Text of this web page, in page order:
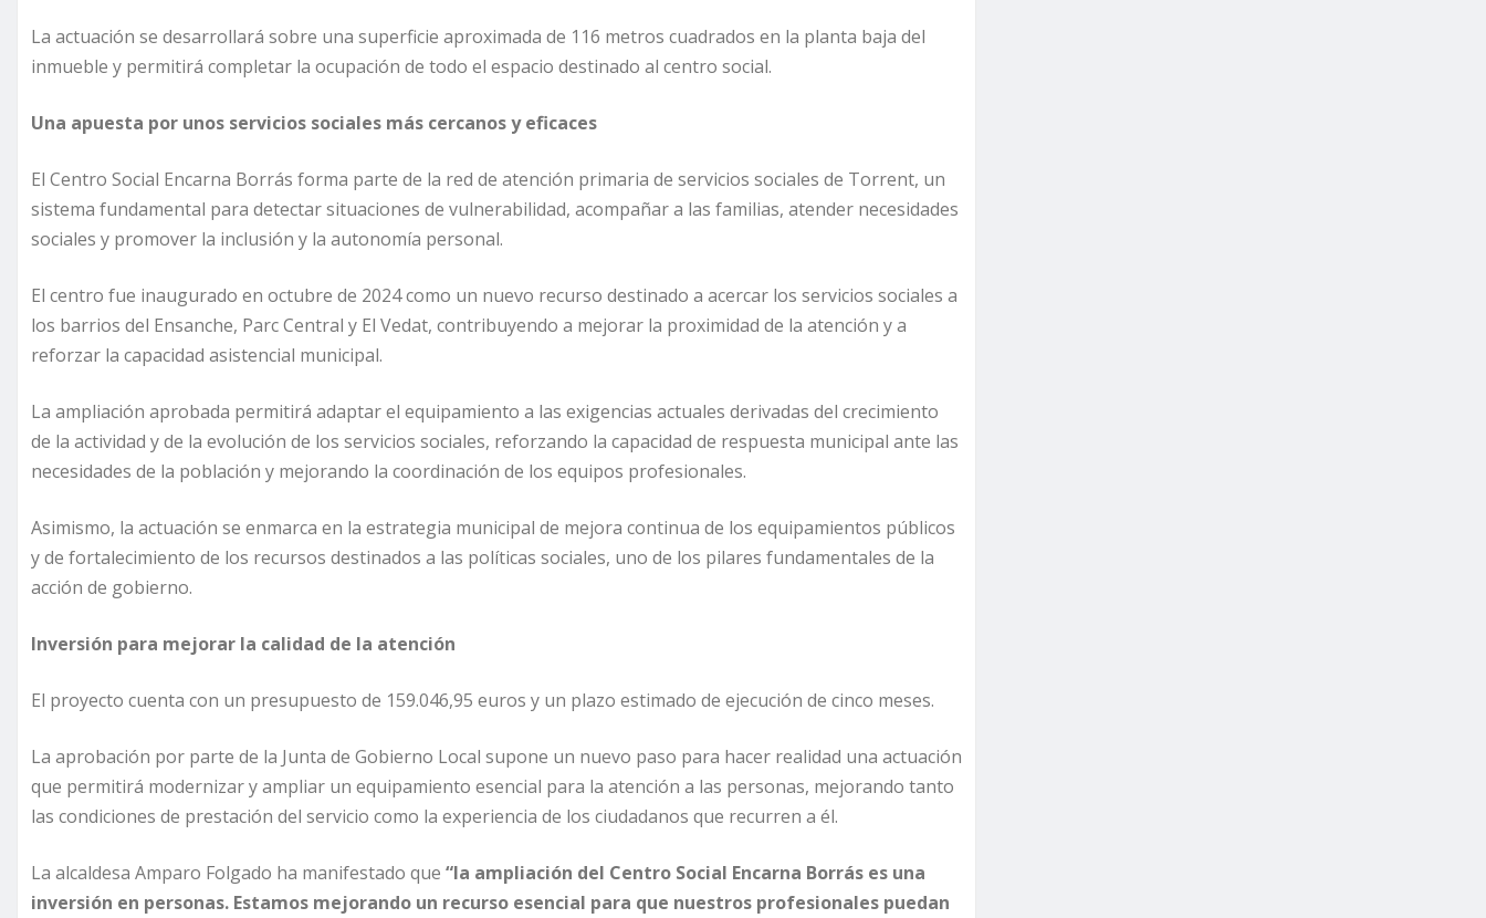
La actuación se desarrollará sobre una superficie aproximada de 116 metros cuadrados en la planta baja del
inmueble y permitirá completar la ocupación de todo el espacio destinado al centro social.
Una apuesta por unos servicios sociales más cercanos y eficaces
El Centro Social Encarna Borrás forma parte de la red de atención primaria de servicios sociales de Torrent, un
sistema fundamental para detectar situaciones de vulnerabilidad, acompañar a las familias, atender necesidades
sociales y promover la inclusión y la autonomía personal.
El centro fue inaugurado en octubre de 2024 como un nuevo recurso destinado a acercar los servicios sociales a
los barrios del Ensanche, Parc Central y El Vedat, contribuyendo a mejorar la proximidad de la atención y a
reforzar la capacidad asistencial municipal.
La ampliación aprobada permitirá adaptar el equipamiento a las exigencias actuales derivadas del crecimiento
de la actividad y de la evolución de los servicios sociales, reforzando la capacidad de respuesta municipal ante las
necesidades de la población y mejorando la coordinación de los equipos profesionales.
Asimismo, la actuación se enmarca en la estrategia municipal de mejora continua de los equipamientos públicos
y de fortalecimiento de los recursos destinados a las políticas sociales, uno de los pilares fundamentales de la
acción de gobierno.
Inversión para mejorar la calidad de la atención
El proyecto cuenta con un presupuesto de 159.046,95 euros y un plazo estimado de ejecución de cinco meses.
La aprobación por parte de la Junta de Gobierno Local supone un nuevo paso para hacer realidad una actuación
que permitirá modernizar y ampliar un equipamiento esencial para la atención a las personas, mejorando tanto
las condiciones de prestación del servicio como la experiencia de los ciudadanos que recurren a él.
La alcaldesa Amparo Folgado ha manifestado que “la ampliación del Centro Social Encarna Borrás es una
inversión en personas. Estamos mejorando un recurso esencial para que nuestros profesionales puedan